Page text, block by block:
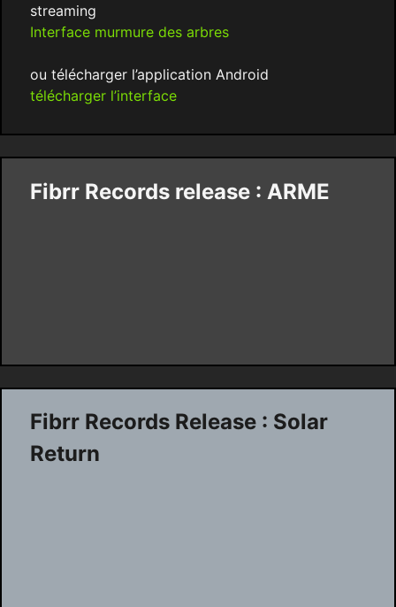
streaming
Interface murmure des arbres
ou télécharger l’application Android
télécharger l’interface
Fibrr Records release : ARME
Fibrr Records Release : Solar
Return